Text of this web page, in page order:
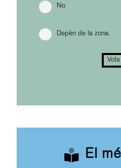
No
Depèn de la zona.
Vota
El